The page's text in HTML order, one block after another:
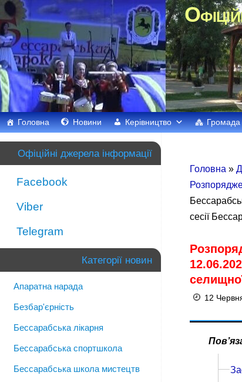
Головна Новини Керівництво Громада
Головна »
сесії
12
Офіційні джерела інформації
Facebook
Viber
Telegram
Категорії новин
Апаратна нарада
Безбар'єрність
Бессарабська лікарня
Бессарабська спортшкола
Бессарабська школа мистецтв